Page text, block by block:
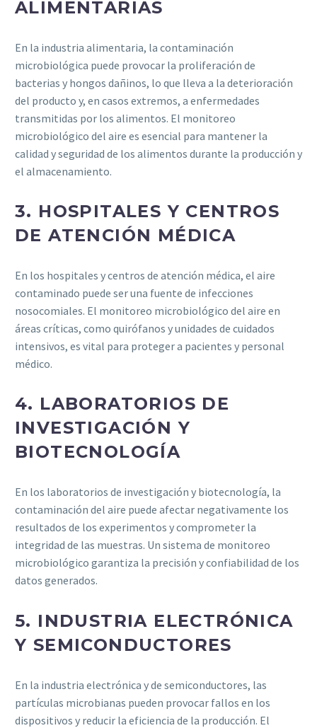
ALIMENTARIAS
En la industria alimentaria, la contaminación
microbiológica puede provocar la proliferación de
bacterias y hongos dañinos, lo que lleva a la deterioración
del producto y, en casos extremos, a enfermedades
transmitidas por los alimentos. El monitoreo
microbiológico del aire es esencial para mantener la
calidad y seguridad de los alimentos durante la producción y
el almacenamiento.
3. HOSPITALES Y CENTROS
DE ATENCIÓN MÉDICA
En los hospitales y centros de atención médica, el aire
contaminado puede ser una fuente de infecciones
nosocomiales. El monitoreo microbiológico del aire en
áreas críticas, como quirófanos y unidades de cuidados
intensivos, es vital para proteger a pacientes y personal
médico.
4. LABORATORIOS DE
INVESTIGACIÓN Y
BIOTECNOLOGÍA
En los laboratorios de investigación y biotecnología, la
contaminación del aire puede afectar negativamente los
resultados de los experimentos y comprometer la
integridad de las muestras. Un sistema de monitoreo
microbiológico garantiza la precisión y confiabilidad de los
datos generados.
5. INDUSTRIA ELECTRÓNICA
Y SEMICONDUCTORES
En la industria electrónica y de semiconductores, las
partículas microbianas pueden provocar fallos en los
dispositivos y reducir la eficiencia de la producción. El